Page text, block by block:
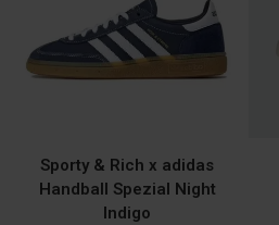
Sporty & Rich x adidas
Handball Spezial Night
Indigo